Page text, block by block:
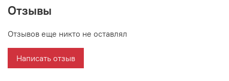
Отзывы
Отзывов еще никто не оставлял
Написать отзыв